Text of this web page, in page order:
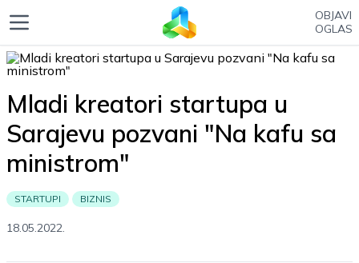
OBJAVI
OGLAS
Mladi kreatori startupa u
Sarajevu pozvani "Na kafu sa
ministrom"
STARTUPI BIZNIS
18.05.2022.